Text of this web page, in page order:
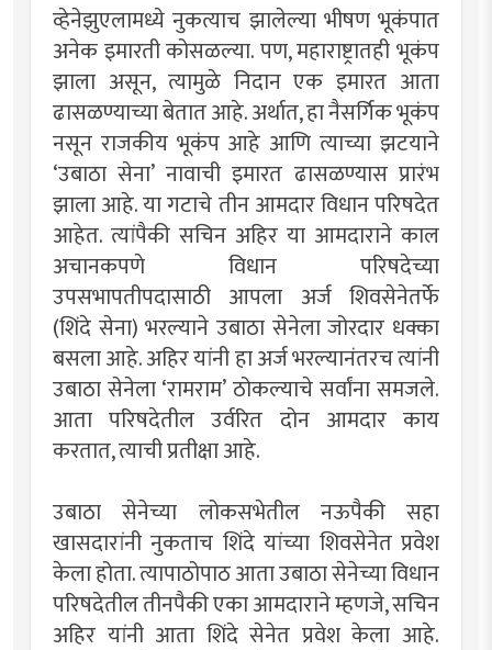
व्हेनेझुएलामध्ये नुकत्याच झालेल्या भीषण भूकंपात
अनेक इमारती कोसळल्या. पण, महाराष्ट्रातही भूकंप
झाला असून, त्यामुळे निदान एक इमारत आता
ढासळण्याच्या बेतात आहे. अर्थात, हा नैसर्गिक भूकंप
नसून राजकीय भूकंप आहे आणि त्याच्या झटयाने
‘उबाठा सेना’ नावाची इमारत ढासळण्यास प्रारंभ
झाला आहे. या गटाचे तीन आमदार विधान परिषदेत
आहेत. त्यांपैकी सचिन अहिर या आमदाराने काल
अचानकपणे विधान परिषदेच्या
उपसभापतीपदासाठी आपला अर्ज शिवसेनेतर्फे
(शिंदे सेना) भरल्याने उबाठा सेनेला जोरदार धक्का
बसला आहे. अहिर यांनी हा अर्ज भरल्यानंतरच त्यांनी
उबाठा सेनेला ‘रामराम’ ठोकल्याचे सर्वांना समजले.
आता परिषदेतील उर्वरित दोन आमदार काय
करतात, त्याची प्रतीक्षा आहे.
उबाठा सेनेच्या लोकसभेतील नऊपैकी सहा
खासदारांनी नुकताच शिंदे यांच्या शिवसेनेत प्रवेश
केला होता. त्यापाठोपाठ आता उबाठा सेनेच्या विधान
परिषदेतील तीनपैकी एका आमदाराने म्हणजे, सचिन
अहिर यांनी आता शिंदे सेनेत प्रवेश केला आहे.